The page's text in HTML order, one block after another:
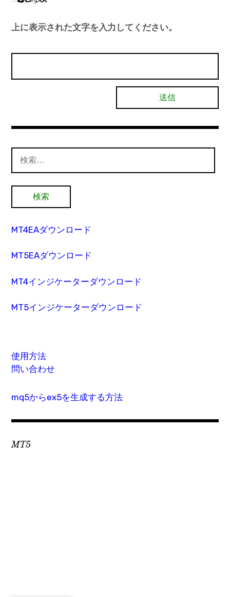
上に表示された文字を入力してください。
索:
MT4EAダウンロード
MT5EAダウンロード
MT4インジケーターダウンロード
MT5インジケーターダウンロード
使用方法
問い合わせ
mq5からex5を生成する方法
MT5